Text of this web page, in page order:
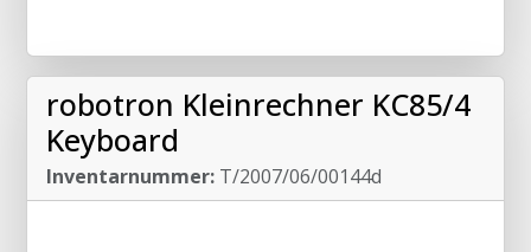
robotron Kleinrechner KC85/4
Keyboard
Inventarnummer: T/2007/06/00144d